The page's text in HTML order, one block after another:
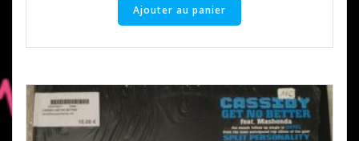
Ajouter au panier